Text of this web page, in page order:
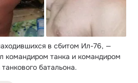
в сбитом Ил-76, —
командиром танка и командиром
батальона.